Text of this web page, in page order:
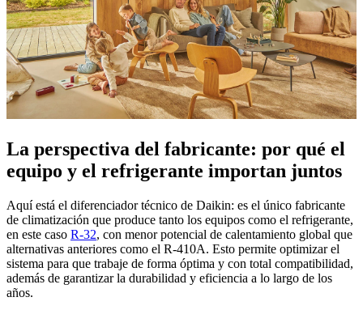
La perspectiva del fabricante: por qué el
equipo y el refrigerante importan juntos
Aquí está el diferenciador técnico de Daikin: es el único fabricante
de climatización que produce tanto los equipos como el refrigerante,
en este caso R-32, con menor potencial de calentamiento global que
alternativas anteriores como el R-410A. Esto permite optimizar el
sistema para que trabaje de forma óptima y con total compatibilidad,
además de garantizar la durabilidad y eficiencia a lo largo de los
años.